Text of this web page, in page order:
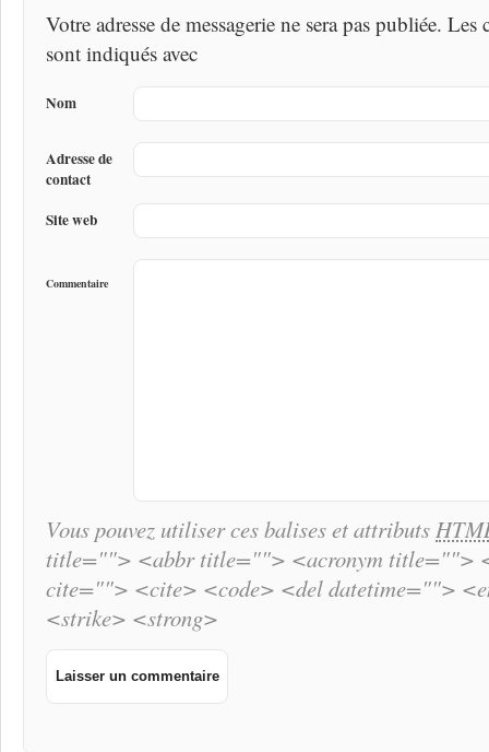
Votre adresse de messagerie ne sera pas publiée.
sont indiqués avec
Nom
Adresse de
contact
Site web
Commentaire
Vous pouvez utiliser ces balises et attributs
title=""> <abbr title=""> <acronym title="">
cite=""> <cite> <code> <del datetime="">
<strike> <strong>